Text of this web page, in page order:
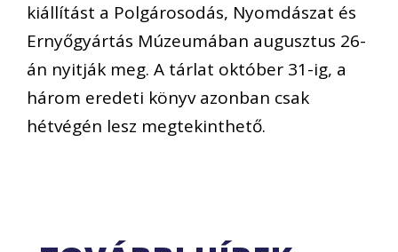
kiállítást a Polgárosodás, Nyomdászat és
Ernyőgyártás Múzeumában augusztus 26-
án nyitják meg. A tárlat október 31-ig, a
három eredeti könyv azonban csak
hétvégén lesz megtekinthető.